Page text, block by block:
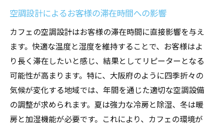
空調設計によるお客様の滞在時間への影響
カフェの空調設計はお客様の滞在時間に直接影響を与え
ます。快適な温度と湿度を維持することで、お客様はよ
り長く滞在したいと感じ、結果としてリピーターとなる
可能性が高まります。特に、大阪府のように四季折々の
気候が変化する地域では、年間を通じた適切な空調設備
の調整が求められます。夏は強力な冷房と除湿、冬は暖
房と加湿機能が必要です。これにより、カフェの環境が